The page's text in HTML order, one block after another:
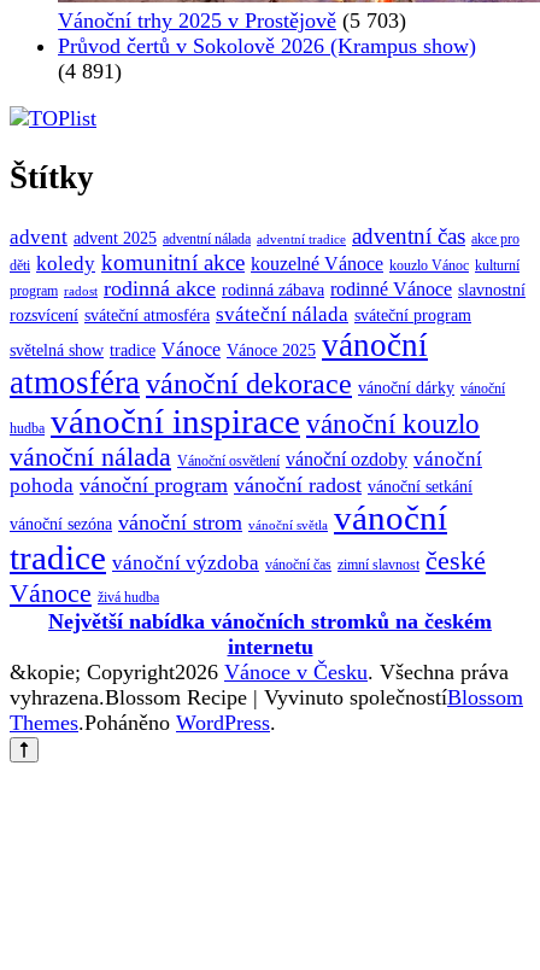
Vánoční trhy 2025 v Prostějově (5 703)
Průvod čertů v Sokolově 2026 (Krampus show)
(4 891)
Štítky
advent advent 2025 adventní nálada adventní tradice adventní čas akce pro
děti koledy komunitní akce kouzelné Vánoce kouzlo Vánoc kulturní
program radost rodinná akce rodinná zábava rodinné Vánoce slavnostní
rozsvícení sváteční atmosféra sváteční nálada sváteční program
světelná show tradice Vánoce Vánoce 2025 vánoční
atmosféravánoční dekorace vánoční dárky vánoční
hudba vánoční inspirace vánoční kouzlo
vánoční nálada Vánoční osvětlení vánoční ozdoby vánoční
pohoda vánoční program vánoční radost vánoční setkání
vánoční sezóna vánoční strom vánoční světla vánoční
tradice vánoční výzdoba vánoční čas zimní slavnost české
Vánoce živá hudba
Největší nabídka vánočních stromků na českém
internetu
&kopie; Copyright2026 Vánoce v Česku. Všechna práva
vyhrazena.Blossom Recipe | Vyvinuto společnostíBlossom
Themes.Poháněno WordPress.